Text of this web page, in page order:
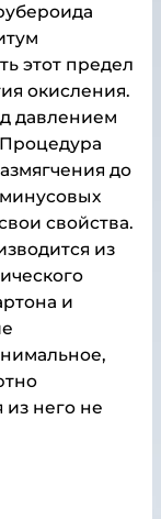
этот предел
окисления.
давлением
до
свойства.
из
и
него не